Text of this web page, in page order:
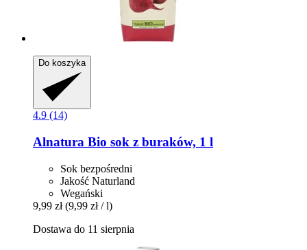
Do koszyka
4.9 (14)
Alnatura Bio sok z buraków, 1 l
Sok bezpośredni
Jakość Naturland
Wegański
9,99 zł (9,99 zł / l)
Dostawa do 11 sierpnia